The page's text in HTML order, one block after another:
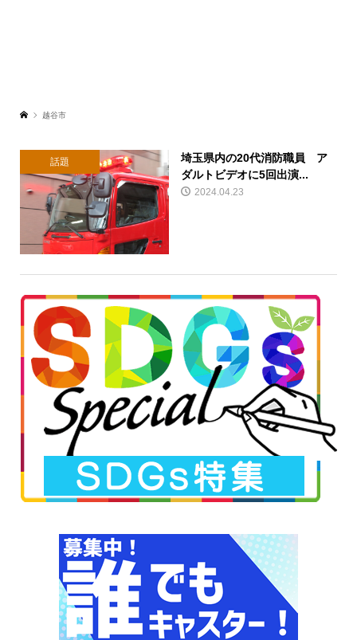
越谷市
話題
埼玉県内の20代消防職員 ア
ダルトビデオに5回出演...
2024.04.23